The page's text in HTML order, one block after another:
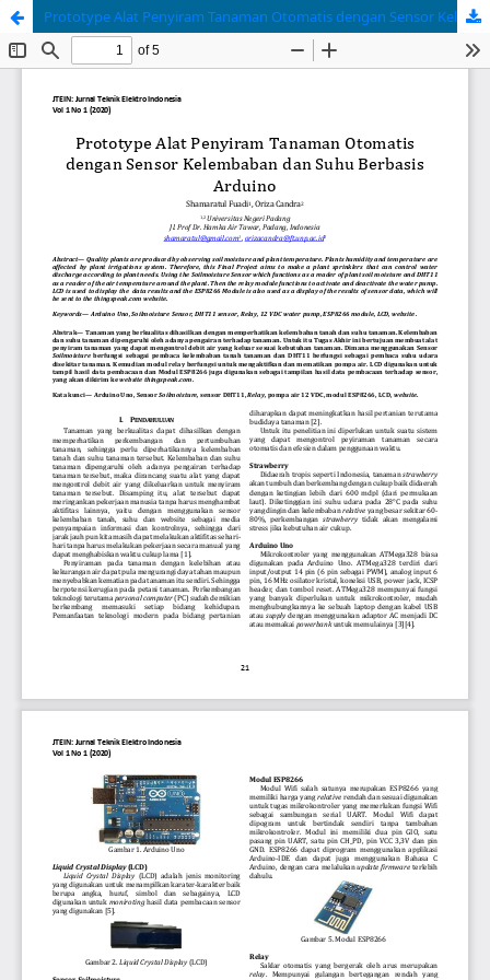
Prototype Alat Penyiram Tanaman Otomatis dengan Sensor Kelembaban dan Suhu Berbasis Arduino